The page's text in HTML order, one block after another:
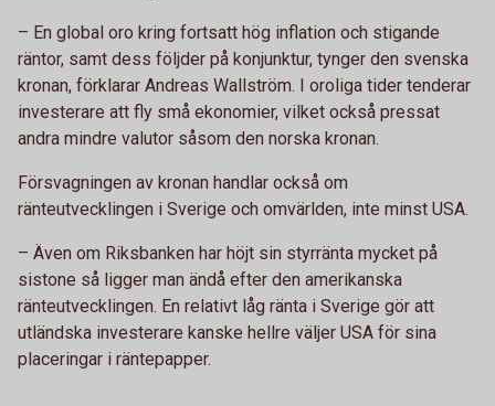
– En global oro kring fortsatt hög inflation och stigande
räntor, samt dess följder på konjunktur, tynger den svenska
kronan, förklarar Andreas Wallström. I oroliga tider tenderar
investerare att fly små ekonomier, vilket också pressat
andra mindre valutor såsom den norska kronan.
Försvagningen av kronan handlar också om
ränteutvecklingen i Sverige och omvärlden, inte minst USA.
– Även om Riksbanken har höjt sin styrränta mycket på
sistone så ligger man ändå efter den amerikanska
ränteutvecklingen. En relativt låg ränta i Sverige gör att
utländska investerare kanske hellre väljer USA för sina
placeringar i räntepapper.